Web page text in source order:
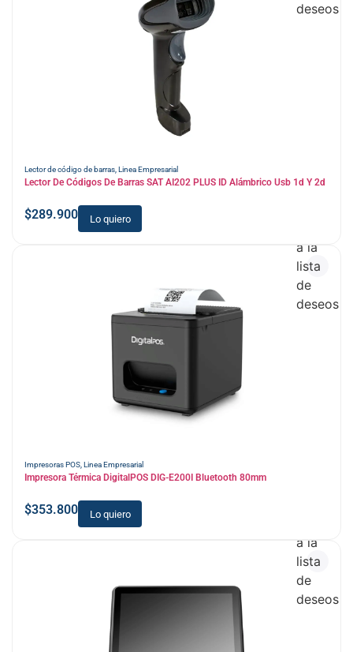
Lector de código de barras, Linea Empresarial
Lector De Códigos De Barras SAT AI202 PLUS ID Alámbrico Usb 1d Y 2d
$289.900 Lo quiero
deseos
Impresoras POS, Linea Empresarial
Impresora Térmica DigitalPOS DIG-E200I Bluetooth 80mm
$353.800 Lo quiero
a la
lista
de
deseos
a la
lista
de
deseos